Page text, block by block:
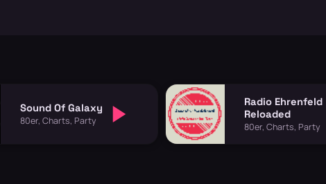
Sound Of Galaxy
80er, Charts, Party
Radio Ehrenfeld
Reloaded
80er, Charts, Party